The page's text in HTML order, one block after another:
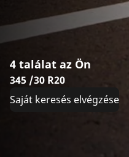
4 találat az Ön
345 /30 R20
Saját keresés elvégzése